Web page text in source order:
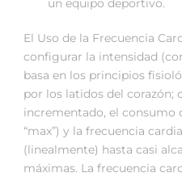
un equipo deportivo.
El Uso de la Frecuencia
configurar la intensidad
basa en los principios
por los latidos del corazón;
incrementado, el consumo
“max”) y la frecuencia
(linealmente) hasta casi
máximas. La frecuencia